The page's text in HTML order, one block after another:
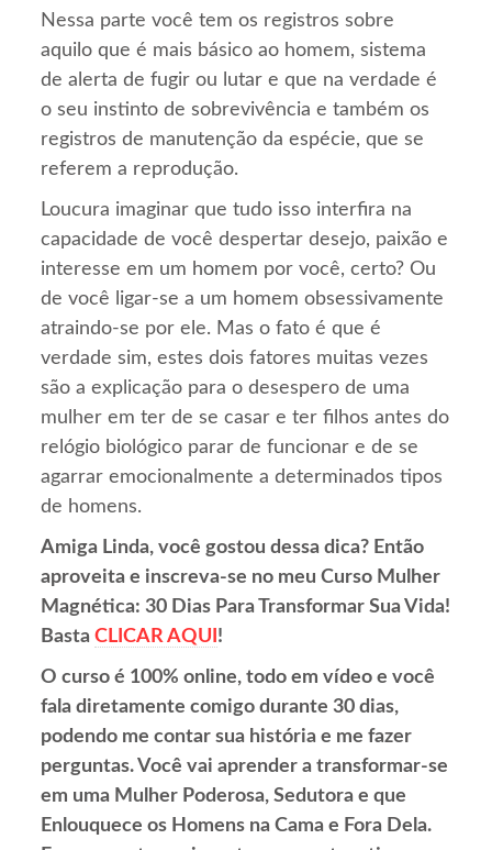
Nessa parte você tem os registros sobre
aquilo que é mais básico ao homem, sistema
de alerta de fugir ou lutar e que na verdade é
o seu instinto de sobrevivência e também os
registros de manutenção da espécie, que se
referem a reprodução.
Loucura imaginar que tudo isso interfira na
capacidade de você despertar desejo, paixão e
interesse em um homem por você, certo? Ou
de você ligar-se a um homem obsessivamente
atraindo-se por ele. Mas o fato é que é
verdade sim, estes dois fatores muitas vezes
são a explicação para o desespero de uma
mulher em ter de se casar e ter filhos antes do
relógio biológico parar de funcionar e de se
agarrar emocionalmente a determinados tipos
de homens.
Amiga Linda, você gostou dessa dica? Então
aproveita e inscreva-se no meu Curso Mulher
Magnética: 30 Dias Para Transformar Sua Vida!
BastaCLICAR AQUI !
O curso é 100% online, todo em vídeo e você
fala diretamente comigo durante 30 dias,
podendo me contar sua história e me fazer
perguntas. Você vai aprender a transformar-se
em uma Mulher Poderosa, Sedutora e que
Enlouquece os Homens na Cama e Fora Dela.